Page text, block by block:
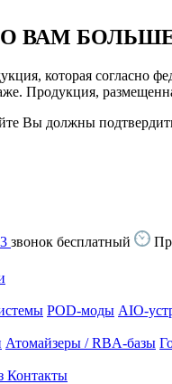
ВАМ БОЛЬШЕ
которая согласно
Продукция,
Вы должны
звонок бесплатный
POD-моды AIO-
Атомайзеры / RBA-базы
Контакты